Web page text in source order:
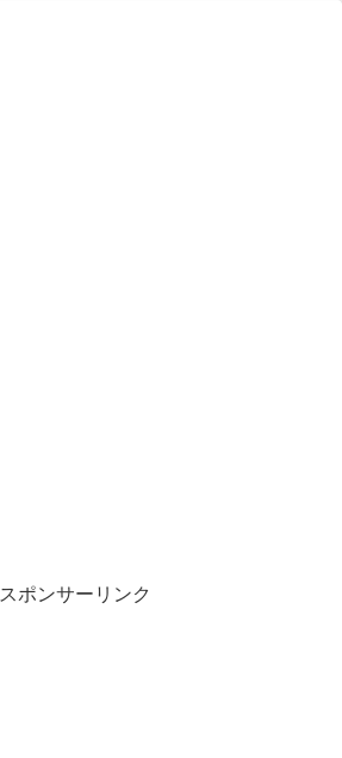
スポンサーリンク